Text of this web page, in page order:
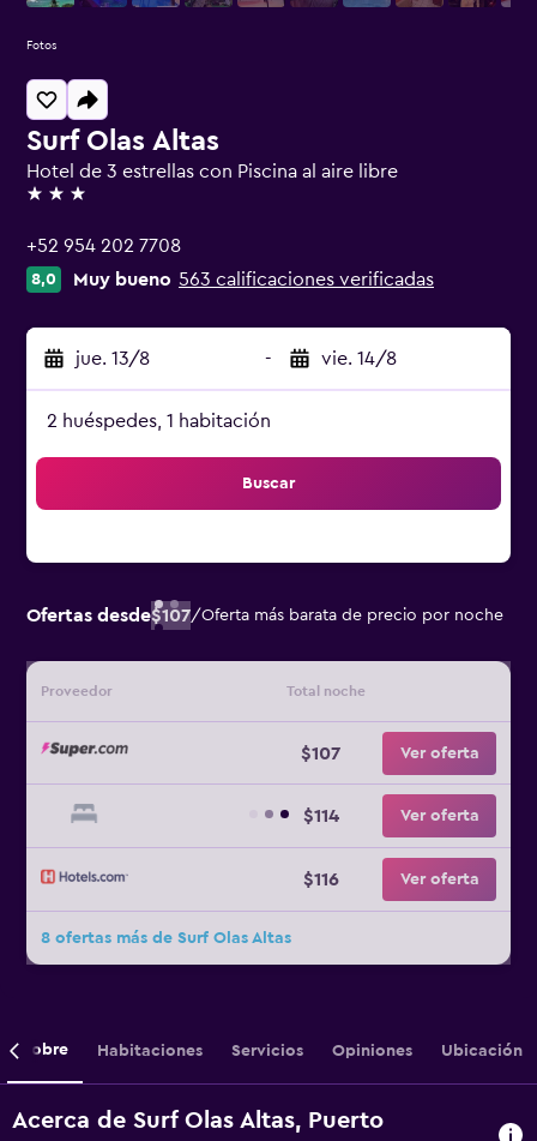
Surf Olas Altas
Hotel de 3 estrellas con Piscina al aire libre
3 estrellas
+52 954 202 7708
8,0 Muy bueno 563 calificaciones verificadas
jue. 13/8 - vie. 14/8
2 huéspedes, 1 habitación
Buscar
Ofertas desde$107/Oferta más barata de precio por noche
Proveedor Total noche
$107 Ver oferta
$114 Ver oferta
$116 Ver oferta
8 ofertas más de Surf Olas Altas
Fotos
Sobre Habitaciones Servicios Opiniones Ubicación
Acerca de Surf Olas Altas, Puerto